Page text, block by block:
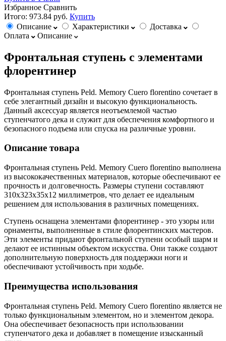
Избранное Сравнить
Итого: 973.84 руб. Купить
Описание
Характеристики
Доставка
Оплата
Описание
Фронтальная ступень с элементами
флорентинер
Фронтальная ступень Peld. Memory Cuero florentino сочетает в
себе элегантный дизайн и высокую функциональность.
Данный аксессуар является неотъемлемой частью
ступенчатого дека и служит для обеспечения комфортного и
безопасного подъема или спуска на различные уровни.
Описание товара
Фронтальная ступень Peld. Memory Cuero florentino выполнена
из высококачественных материалов, которые обеспечивают ее
прочность и долговечность. Размеры ступени составляют
310х323х35х12 миллиметров, что делает ее идеальным
решением для использования в различных помещениях.
Ступень оснащена элементами флорентинер - это узоры или
орнаменты, выполненные в стиле флорентинских мастеров.
Эти элементы придают фронтальной ступени особый шарм и
делают ее истинным объектом искусства. Они также создают
дополнительную поверхность для поддержки ноги и
обеспечивают устойчивость при ходьбе.
Преимущества использования
Фронтальная ступень Peld. Memory Cuero florentino является не
только функциональным элементом, но и элементом декора.
Она обеспечивает безопасность при использовании
ступенчатого дека и добавляет в помещение изысканный